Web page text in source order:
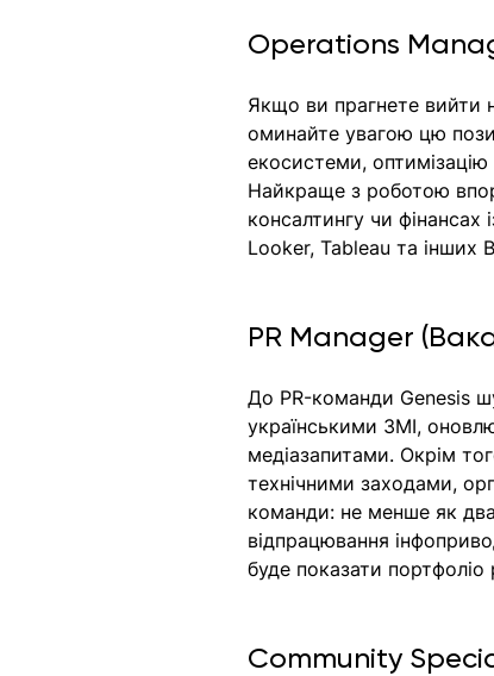
Operations
Якщо ви прагнете вийти
оминайте увагою цю
екосистеми,
Найкраще з роботою
консалтингу чи фінансах
Looker, Tableau та інших
PR Manager
До PR-команди Genesis
українськими ЗМІ,
медіазапитами. Окрім
технічними заходами,
команди: не менше як
відпрацювання
буде показати портфоліо
Community